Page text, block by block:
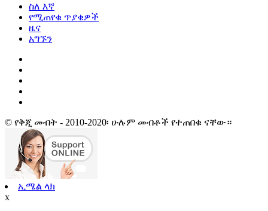
ስለ እኛ
የሚጠየቁ ጥያቄዎች
ዜና
አግኙን
© የቅጂ መብት - 2010-2020፡ ሁሉም መብቶች የተጠበቁ ናቸው።
ኢሜል ላክ
x